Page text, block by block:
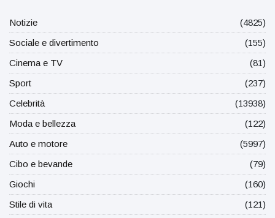
Notizie
(4825)
Sociale e divertimento
(155)
Cinema e TV
(81)
Sport
(237)
Celebrità
(13938)
Moda e bellezza
(122)
Auto e motore
(5997)
Cibo e bevande
(79)
Giochi
(160)
Stile di vita
(121)